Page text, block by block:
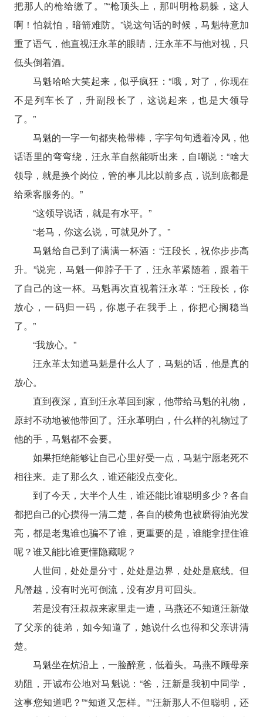
把那人的枪给缴了。”“枪顶头上，那叫明枪易躲，这人
啊！怕就怕，暗箭难防。”说这句话的时候，马魁特意加
重了语气，他直视汪永革的眼睛，汪永革不与他对视，只
低头倒着酒。
马魁哈哈大笑起来，似乎疯狂：“哦，对了，你现在
不是列车长了，升副段长了，这说起来，也是大领导
了。”
马魁的一字一句都夹枪带棒，字字句句透着冷风，他
话语里的弯弯绕，汪永革自然能听出来，自嘲说：“啥大
领导，就是换个岗位，管的事儿比以前多点，说到底都是
给乘客服务的。”
“这领导说话，就是有水平。”
“老马，你这么说，可就见外了。”
马魁给自己到了满满一杯酒：“汪段长，祝你步步高
升。”说完，马魁一仰脖子干了，汪永革紧随着，跟着干
了自己的这一杯。马魁再次直视着汪永革：“汪段长，你
放心，一码归一码，你崽子在我手上，你把心搁稳当
了。”
“我放心。”
汪永革太知道马魁是什么人了，马魁的话，他是真的
放心。
直到夜深，直到汪永革回到家，他带给马魁的礼物，
原封不动地被他带回了。汪永革明白，什么样的礼物过了
他的手，马魁都不会要。
如果拒绝能够让自己心里好受一点，马魁宁愿老死不
相往来。走了那么久，谁还能没点变化。
到了今天，大半个人生，谁还能比谁聪明多少？各自
都把自己的心摸得一清二楚，各自的棱角也被磨得油光发
亮，都是老鬼谁也骗不了谁，更重要的是，谁能拿捏住谁
呢？谁又能比谁更懂隐藏呢？
人世间，处处是分寸，处处是边界，处处是底线。但
凡僭越，没有时光可倒流，没有岁月可回头。
若是没有汪叔叔来家里走一遭，马燕还不知道汪新做
了父亲的徒弟，如今知道了，她说什么也得和父亲讲清
楚。
马魁坐在炕沿上，一脸醉意，低着头。马燕不顾母亲
劝阻，开诚布公地对马魁说：“爸，汪新是我初中同学，
这事您知道吧？”“知道又怎样。”“汪新那人不但聪明，还